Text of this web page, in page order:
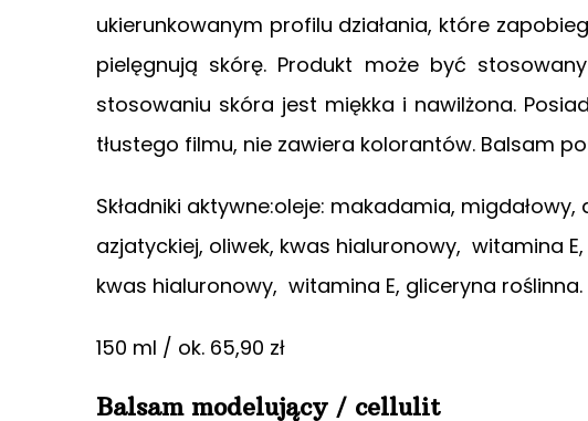
ukierunkowanym profilu działania, które
pielęgnują skórę. Produkt może być
stosowaniu skóra jest miękka i nawilżona.
tłustego filmu, nie zawiera kolorantów. Balsam
Składniki aktywne:oleje: makadamia,
azjatyckiej, oliwek, kwas hialuronowy, witamina
kwas hialuronowy, witamina E, gliceryna roślinna.
150 ml / ok. 65,90 zł
Balsam modelujący / cellulit